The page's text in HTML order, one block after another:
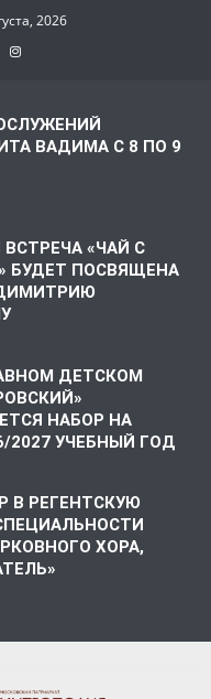
2026
ВАДИМА С 8 ПО 9
«ЧАЙ С
БУДЕТ ПОСВЯЩЕНА
ДЕТСКОМ
НАБОР НА
2027 УЧЕБНЫЙ ГОД
В РЕГЕНТСКУЮ
ХОРА,